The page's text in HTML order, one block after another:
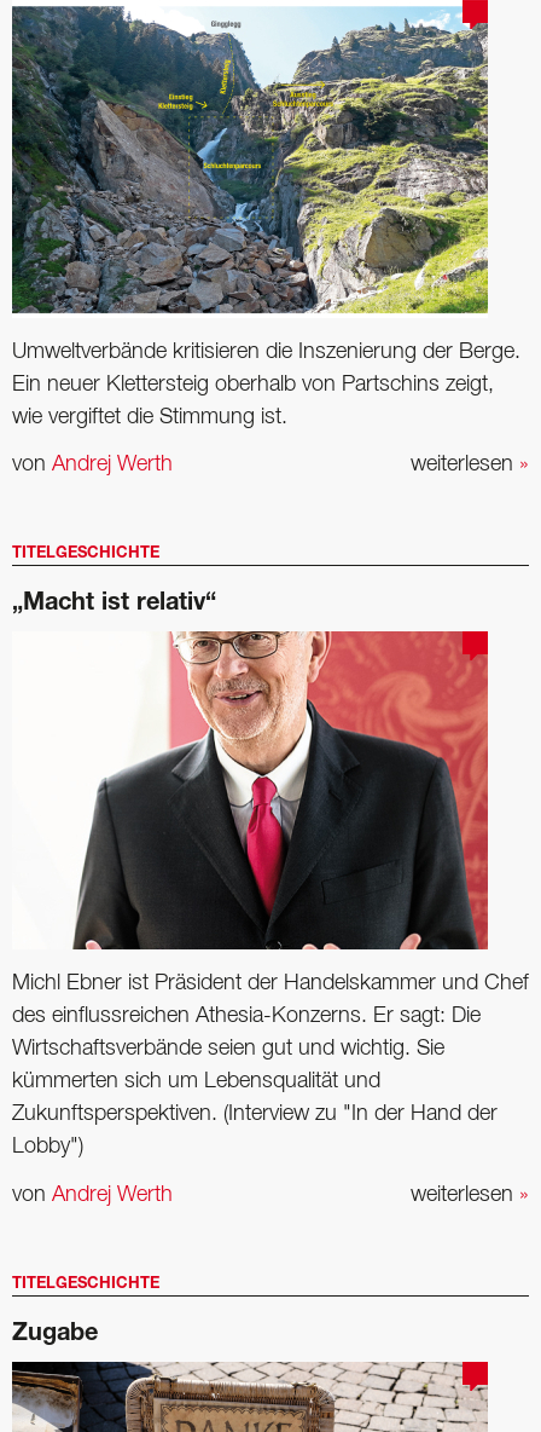
Umweltverbände kritisieren die Inszenierung der Berge.
Ein neuer Klettersteig oberhalb von Partschins zeigt,
wie vergiftet die Stimmung ist.
weiterlesen »
von Andrej Werth
TITELGESCHICHTE
„Macht ist relativ“
Michl Ebner ist Präsident der Handelskammer und Chef
des einflussreichen ­Athesia-Konzerns. Er sagt: Die
Wirtschaftsverbände seien gut und wichtig. Sie
kümmerten sich um Lebensqualität und
Zukunftsperspektiven. (Interview zu "In der Hand der
Lobby")
weiterlesen »
von Andrej Werth
TITELGESCHICHTE
Zugabe